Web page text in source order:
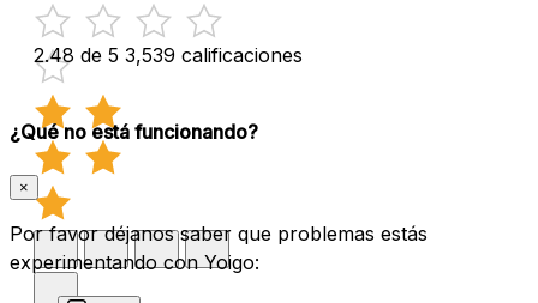
2.48 de 5 3,539 calificaciones
¿Qué no está funcionando?
×
Por favor déjanos saber que problemas estás
experimentando con Yoigo: